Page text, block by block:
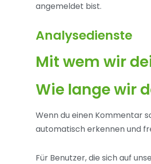
angemeldet bist.
Analysedienste
Mit wem wir
Wie lange wir
Wenn du einen Kommentar
automatisch erkennen und
Für Benutzer, die sich auf